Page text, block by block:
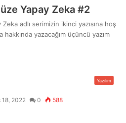
Yapay Zeka #2
adlı serimizin ikinci yazısına hoş
yazacağım üçüncü yazım
Yazılım
18, 2022 0 588